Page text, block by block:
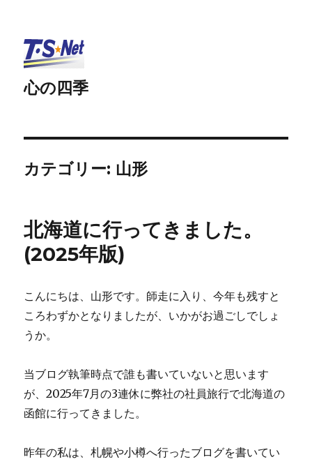
心の四季
カテゴリー: 山形
北海道に行ってきました。
(2025年版)
こんにちは、山形です。師走に入り、今年も残すと
ころわずかとなりましたが、いかがお過ごしでしょ
うか。
当ブログ執筆時点で誰も書いていないと思います
が、2025年7月の3連休に弊社の社員旅行で北海道の
函館に行ってきました。
昨年の私は、札幌や小樽へ行ったブログを書いてい